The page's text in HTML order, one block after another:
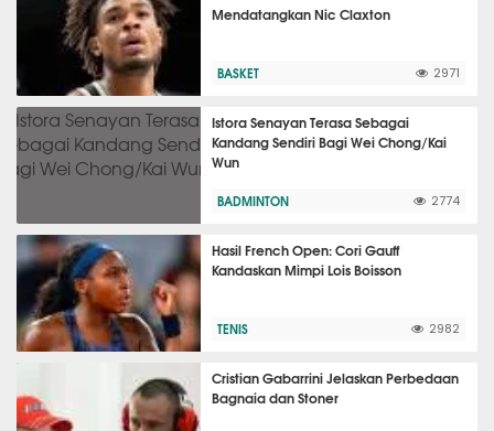
Mendatangkan Nic Claxton
BASKET 2971
Istora Senayan Terasa Sebagai
Kandang Sendiri Bagi Wei Chong/Kai
Wun
BADMINTON 2774
Hasil French Open: Cori Gauff
Kandaskan Mimpi Lois Boisson
TENIS 2982
Cristian Gabarrini Jelaskan Perbedaan
Bagnaia dan Stoner